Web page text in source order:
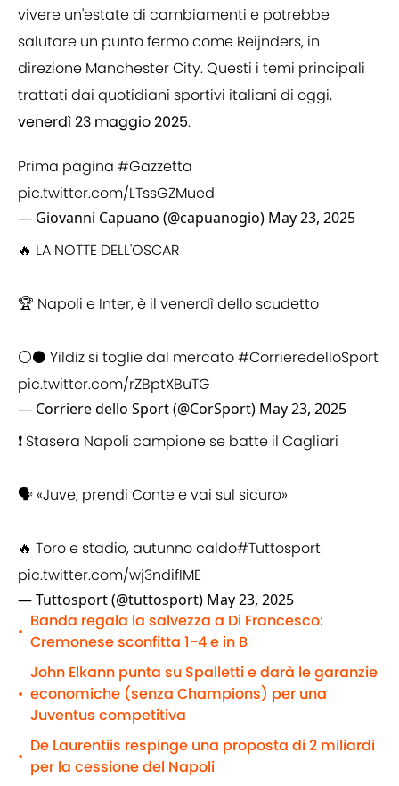
vivere un'estate di cambiamenti e potrebbe
salutare un punto fermo come Reijnders, in
direzione Manchester City. Questi i temi principali
trattati dai quotidiani sportivi italiani di oggi,
venerdì 23 maggio 2025.
Prima pagina #Gazzetta
pic.twitter.com/LTssGZMued
— Giovanni Capuano (@capuanogio) May 23, 2025
🔥 LA NOTTE DELL'OSCAR
🏆 Napoli e Inter, è il venerdì dello scudetto
⚪⚫ Yildiz si toglie dal mercato#CorrieredelloSport
pic.twitter.com/rZBptXBuTG
— Corriere dello Sport (@CorSport) May 23, 2025
❗ Stasera Napoli campione se batte il Cagliari
🗣️ «Juve, prendi Conte e vai sul sicuro»
🔥 Toro e stadio, autunno caldo#Tuttosport
pic.twitter.com/wj3ndifIME
— Tuttosport (@tuttosport) May 23, 2025
•
Banda regala la salvezza a Di Francesco:
Cremonese sconfitta 1-4 e in B
•
John Elkann punta su Spalletti e darà le garanzie
economiche (senza Champions) per una
Juventus competitiva
•
De Laurentiis respinge una proposta di 2 miliardi
per la cessione del Napoli